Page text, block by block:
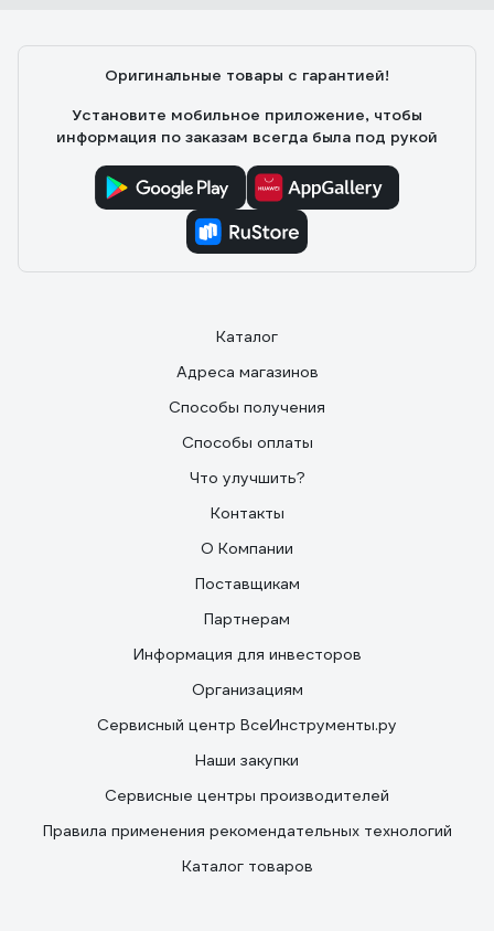
Оригинальные товары с гарантией!
Установите мобильное приложение, чтобы
информация по заказам всегда была под рукой
Каталог
Адреса магазинов
Способы получения
Способы оплаты
Что улучшить?
Контакты
О Компании
Поставщикам
Партнерам
Информация для инвесторов
Организациям
Сервисный центр ВсеИнструменты.ру
Наши закупки
Сервисные центры производителей
Правила применения рекомендательных технологий
Каталог товаров